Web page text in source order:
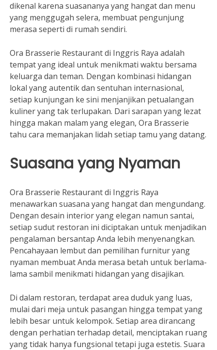
dikenal karena suasananya yang hangat dan menu
yang menggugah selera, membuat pengunjung
merasa seperti di rumah sendiri.
Ora Brasserie Restaurant di Inggris Raya adalah
tempat yang ideal untuk menikmati waktu bersama
keluarga dan teman. Dengan kombinasi hidangan
lokal yang autentik dan sentuhan internasional,
setiap kunjungan ke sini menjanjikan petualangan
kuliner yang tak terlupakan. Dari sarapan yang lezat
hingga makan malam yang elegan, Ora Brasserie
tahu cara memanjakan lidah setiap tamu yang datang.
Suasana yang Nyaman
Ora Brasserie Restaurant di Inggris Raya
menawarkan suasana yang hangat dan mengundang.
Dengan desain interior yang elegan namun santai,
setiap sudut restoran ini diciptakan untuk menjadikan
pengalaman bersantap Anda lebih menyenangkan.
Pencahayaan lembut dan pemilihan furnitur yang
nyaman membuat Anda merasa betah untuk berlama-
lama sambil menikmati hidangan yang disajikan.
Di dalam restoran, terdapat area duduk yang luas,
mulai dari meja untuk pasangan hingga tempat yang
lebih besar untuk kelompok. Setiap area dirancang
dengan perhatian terhadap detail, menciptakan ruang
yang tidak hanya fungsional tetapi juga estetis. Suara